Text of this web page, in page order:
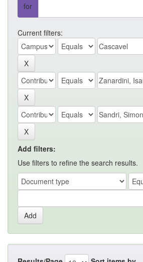
for
Current filters:
Add filters:
Use filters to refine the search results.